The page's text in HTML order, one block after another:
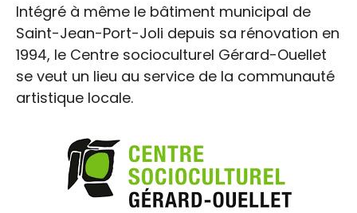
Intégré à même le bâtiment municipal de
Saint-Jean-Port-Joli depuis sa rénovation en
1994, le Centre socioculturel Gérard-Ouellet
se veut un lieu au service de la communauté
artistique locale.